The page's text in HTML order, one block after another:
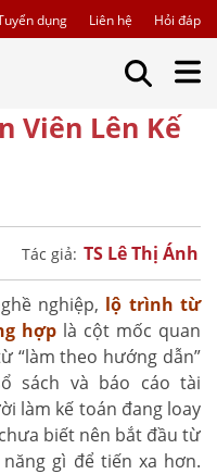
dụng Liên hệ Hỏi đáp
Viên Lên Kế
Tác giả: TS Lê Thị Ánh
nghiệp, lộ trình từ
hợplà cột mốc quan
“làm theo hướng dẫn”
sách và báo cáo tài
làm kế toán đang loay
biết nên bắt đầu từ
gì để tiến xa hơn.